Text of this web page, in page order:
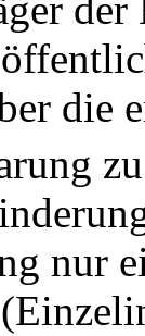
die
nur